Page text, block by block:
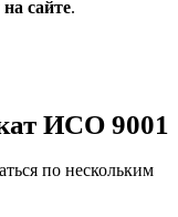
сайте.
ИСО 9001
по нескольким